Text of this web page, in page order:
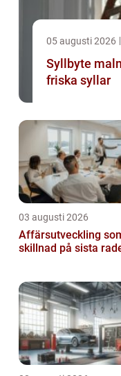
05 augusti 2026
Syllbyte malmö tryggare
friska syllar
03 augusti 2026
Affärsutveckling
skillnad på sista